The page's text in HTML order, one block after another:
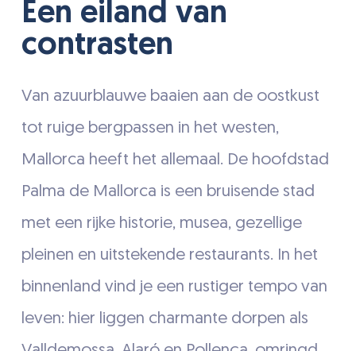
Een eiland van
contrasten
Van azuurblauwe baaien aan de oostkust
tot ruige bergpassen in het westen,
Mallorca heeft het allemaal. De hoofdstad
Palma de Mallorca is een bruisende stad
met een rijke historie, musea, gezellige
pleinen en uitstekende restaurants. In het
binnenland vind je een rustiger tempo van
leven: hier liggen charmante dorpen als